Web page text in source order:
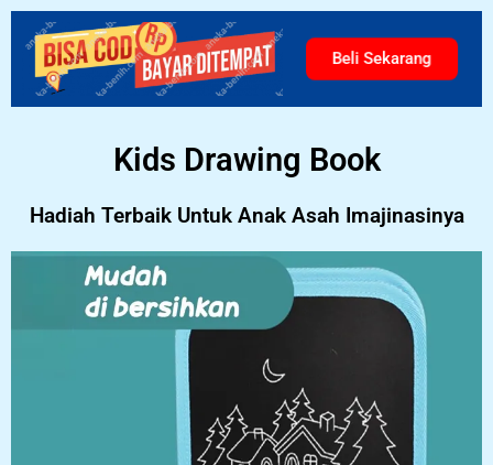
Beli Sekarang
Kids Drawing Book
Hadiah Terbaik Untuk Anak Asah Imajinasinya